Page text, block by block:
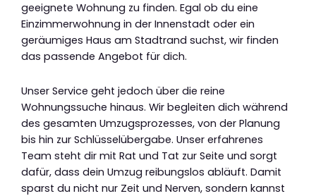
geeignete Wohnung zu finden. Egal ob du eine
Einzimmerwohnung in der Innenstadt oder ein
geräumiges Haus am Stadtrand suchst, wir finden
das passende Angebot für dich.
Unser Service geht jedoch über die reine
Wohnungssuche hinaus. Wir begleiten dich während
des gesamten Umzugsprozesses, von der Planung
bis hin zur Schlüsselübergabe. Unser erfahrenes
Team steht dir mit Rat und Tat zur Seite und sorgt
dafür, dass dein Umzug reibungslos abläuft. Damit
sparst du nicht nur Zeit und Nerven, sondern kannst